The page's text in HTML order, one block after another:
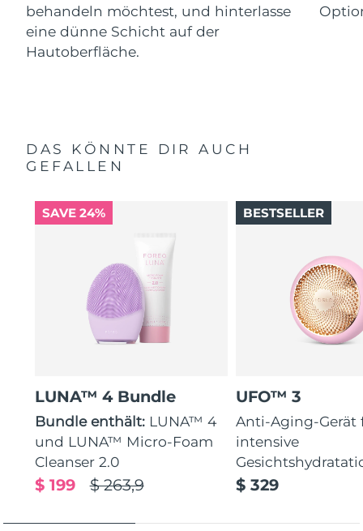
behandeln möchtest, und hinterlasse
eine dünne Schicht auf der
Hautoberfläche.
DAS KÖNNTE DIR AUCH
GEFALLEN
SAVE 24%
LUNA™ 4 Bundle
Bundle enthält: LUNA™ 4
und LUNA™ Micro-Foam
Cleanser 2.0
$ 263,9
$ 199
UFO™ 3
Anti-Aging-Gerät
intensive
$ 329
BESTSELLER